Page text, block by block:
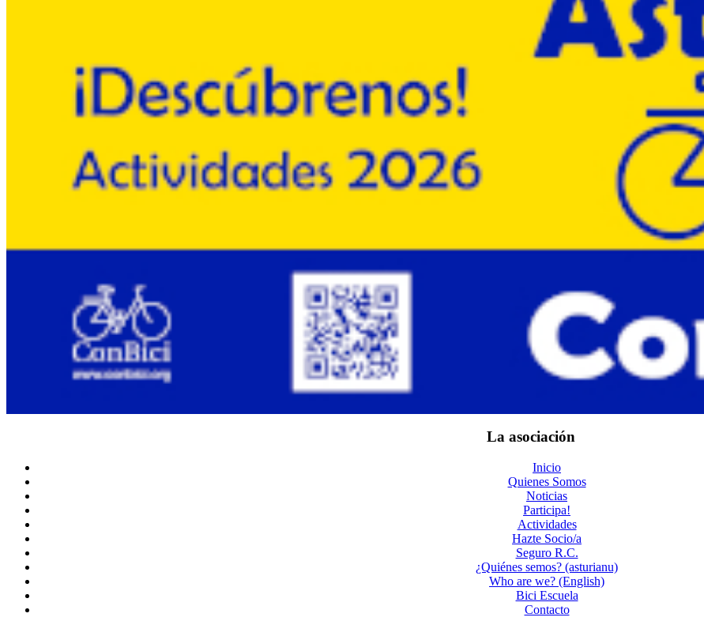
La asociación
Inicio
Quienes Somos
Noticias
Participa!
Actividades
Hazte Socio/a
Seguro R.C.
¿Quiénes semos? (asturianu)
Who are we? (English)
Bici Escuela
Contacto